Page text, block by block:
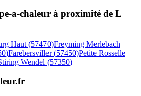
a-chaleur à proximité de L
Haut (57470)Freyming Merlebach
)Farebersviller (57450)Petite Rosselle
Wendel (57350)
.fr